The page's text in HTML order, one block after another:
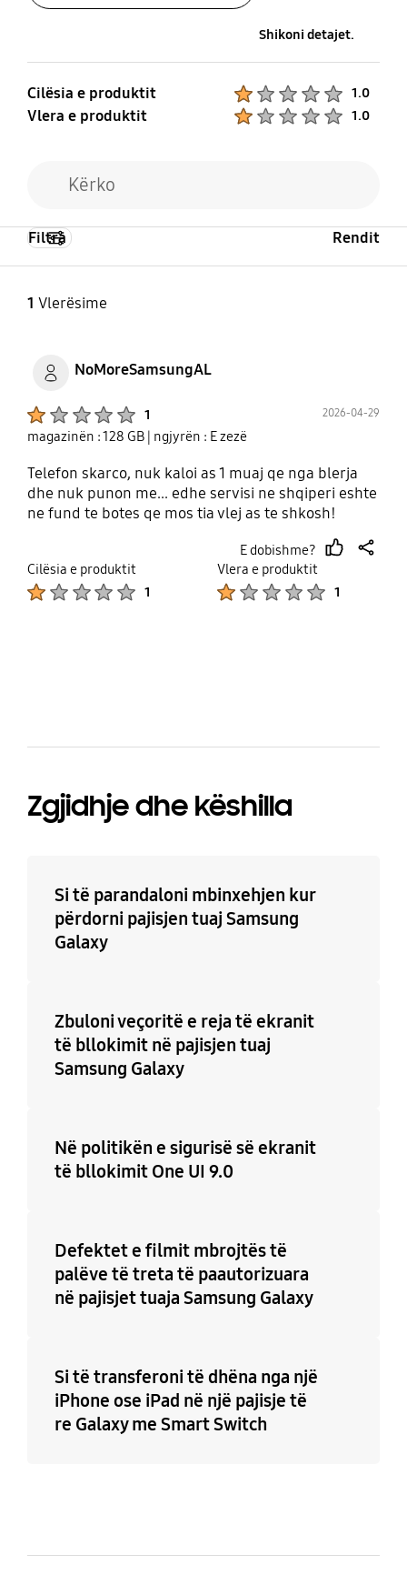
Shikoni detajet.
Cilësia e produktit 1.0
Vlera e produktit 1.0
1 Vlerësime
Filtra Rendit
NoMoreSamsungAL
1 2026-04-29
magazinën : 128 GB | ngjyrën : E zezë
Telefon skarco, nuk kaloi as 1 muaj qe nga blerja
dhe nuk punon me... edhe servisi ne shqiperi eshte
ne fund te botes qe mos tia vlej as te shkosh!
E dobishme?
up
Cilësia e produktit
1
Vlera e produktit
1
Zgjidhje dhe këshilla
Si të parandaloni mbinxehjen kur
përdorni pajisjen tuaj Samsung
Galaxy
Zbuloni veçoritë e reja të ekranit
të bllokimit në pajisjen tuaj
Samsung Galaxy
Në politikën e sigurisë së ekranit
të bllokimit One UI 9.0
Defektet e filmit mbrojtës të
palëve të treta të paautorizuara
në pajisjet tuaja Samsung Galaxy
Si të transferoni të dhëna nga një
iPhone ose iPad në një pajisje të
re Galaxy me Smart Switch